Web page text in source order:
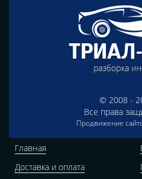
© 2008 -
Все права
Продвижение
Главная
Доставка и оплата